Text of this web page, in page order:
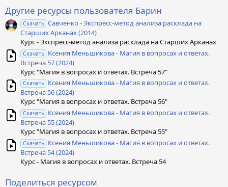
ё
з
д
Другие ресурсы пользователя Барин
Скачать Савченко - Экспресс-метод анализа расклада на
Старших Арканах (2014)
Курс - Экспресс-метод анализа расклада на Старших Арканах
Скачать Ксения Меньшикова - Магия в вопросах и ответах.
Встреча 57 (2024)
Курс "Магия в вопросах и ответах. Встреча 57"
Скачать Ксения Меньшикова - Магия в вопросах и ответах.
Встреча 56 (2024)
Курс "Магия в вопросах и ответах. Встреча 56"
Скачать Ксения Меньшикова - Магия в вопросах и ответах.
Встреча 55 (2024)
Курс "Магия в вопросах и ответах. Встреча 55"
Скачать Ксения Меньшикова - Магия в вопросах и ответах.
Встреча 54 (2024)
Курс - Магия в вопросах и ответах. Встреча 54
Поделиться ресурсом